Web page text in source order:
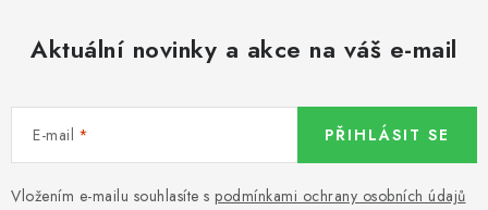
Aktuální novinky a akce na váš e-mail
E-mail
Vložením e-mailu souhlasíte s podmínkami ochrany osobních údajů
PŘIHLÁSIT SE